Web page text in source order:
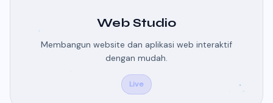
Web Studio
Membangun website dan aplikasi web interaktif
dengan mudah.
Live